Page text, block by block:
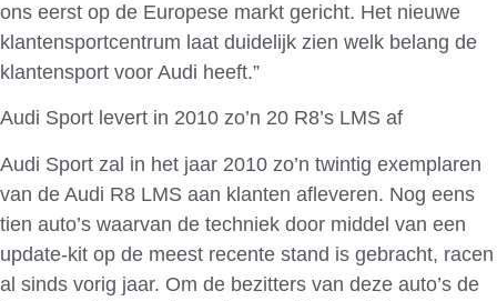
ons eerst op de Europese markt gericht. Het nieuwe
klantensportcentrum laat duidelijk zien welk belang de
klantensport voor Audi heeft.”
Audi Sport levert in 2010 zo’n 20 R8’s LMS af
Audi Sport zal in het jaar 2010 zo’n twintig exemplaren
van de Audi R8 LMS aan klanten afleveren. Nog eens
tien auto’s waarvan de techniek door middel van een
update-kit op de meest recente stand is gebracht, racen
al sinds vorig jaar. Om de bezitters van deze auto’s de